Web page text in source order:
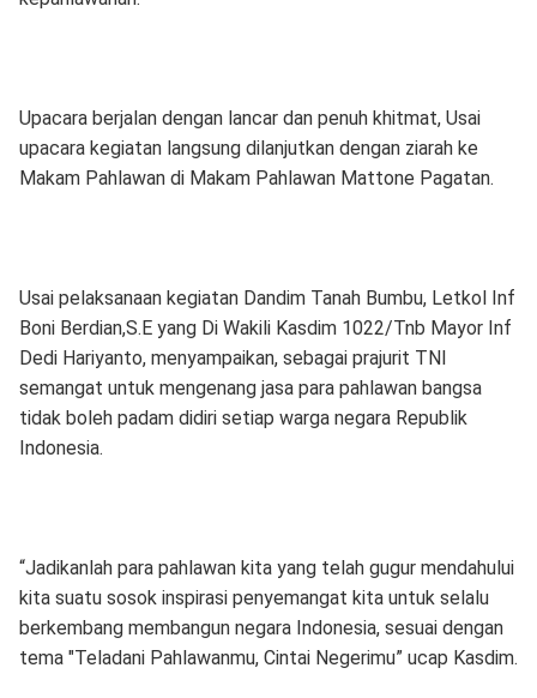
Upacara berjalan dengan lancar dan penuh khitmat, Usai
upacara kegiatan langsung dilanjutkan dengan ziarah ke
Makam Pahlawan di Makam Pahlawan Mattone Pagatan.
Usai pelaksanaan kegiatan Dandim Tanah Bumbu, Letkol Inf
Boni Berdian,S.E yang Di Wakili Kasdim 1022/Tnb Mayor Inf
Dedi Hariyanto, menyampaikan, sebagai prajurit TNI
semangat untuk mengenang jasa para pahlawan bangsa
tidak boleh padam didiri setiap warga negara Republik
Indonesia.
“Jadikanlah para pahlawan kita yang telah gugur mendahului
kita suatu sosok inspirasi penyemangat kita untuk selalu
berkembang membangun negara Indonesia, sesuai dengan
tema "Teladani Pahlawanmu, Cintai Negerimu” ucap Kasdim.